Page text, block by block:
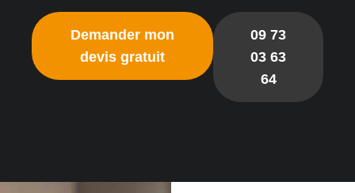
Demander mon
devis gratuit
09 73
03 63
64